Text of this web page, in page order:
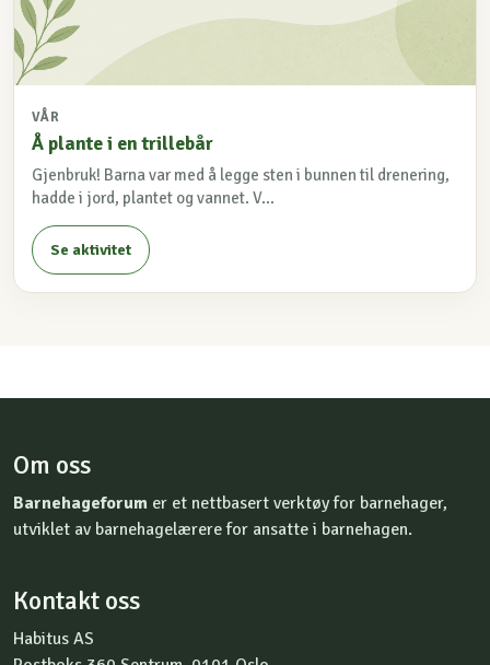
VÅR
Å plante i en trillebår
Gjenbruk! Barna var med å legge sten i bunnen til drenering,
hadde i jord, plantet og vannet. V...
Se aktivitet
Om oss
Barnehageforum er et nettbasert verktøy for barnehager,
utviklet av barnehagelærere for ansatte i barnehagen.
Kontakt oss
Habitus AS